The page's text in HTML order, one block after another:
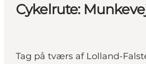
Cykelrute:
Tag på tværs af Lolland-